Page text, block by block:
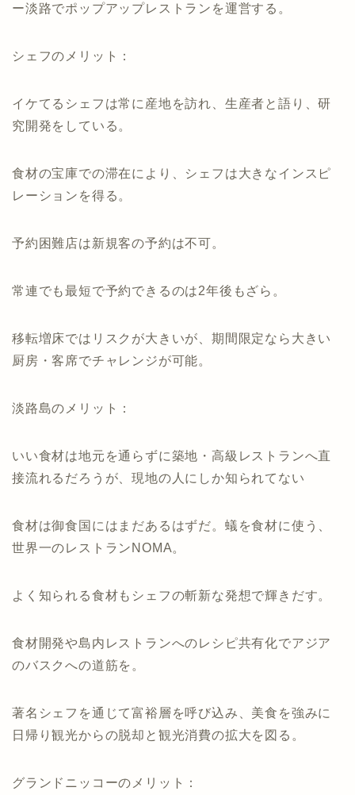
ー淡路でポップアップレストランを運営する。
シェフのメリット：
イケてるシェフは常に産地を訪れ、生産者と語り、研
究開発をしている。
食材の宝庫での滞在により、シェフは大きなインスピ
レーションを得る。
予約困難店は新規客の予約は不可。
常連でも最短で予約できるのは2年後もざら。
移転増床ではリスクが大きいが、期間限定なら大きい
厨房・客席でチャレンジが可能。
淡路島のメリット：
いい食材は地元を通らずに築地・高級レストランへ直
接流れるだろうが、現地の人にしか知られてない
食材は御食国にはまだあるはずだ。蟻を食材に使う、
世界一のレストランNOMA。
よく知られる食材もシェフの斬新な発想で輝きだす。
食材開発や島内レストランへのレシピ共有化でアジア
のバスクへの道筋を。
著名シェフを通じて富裕層を呼び込み、美食を強みに
日帰り観光からの脱却と観光消費の拡大を図る。
グランドニッコーのメリット：